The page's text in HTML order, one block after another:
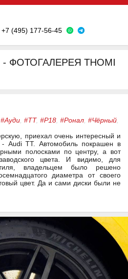
+7 (495) 177-56-45
ФОТОГАЛЕРЕЯ THOMI
#Ауди #ТТ, #Р18 #Ронал #Чёрный
приехал очень интересный и
- Audi TT. Автомобиль покрашен в
полосками по центру, а вот
цвета. И видимо, для
владельцем было решено
диаметра от своего
цвет. Да и сами диски были не